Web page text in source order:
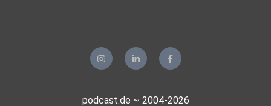
podcast.de ~ 2004-2026